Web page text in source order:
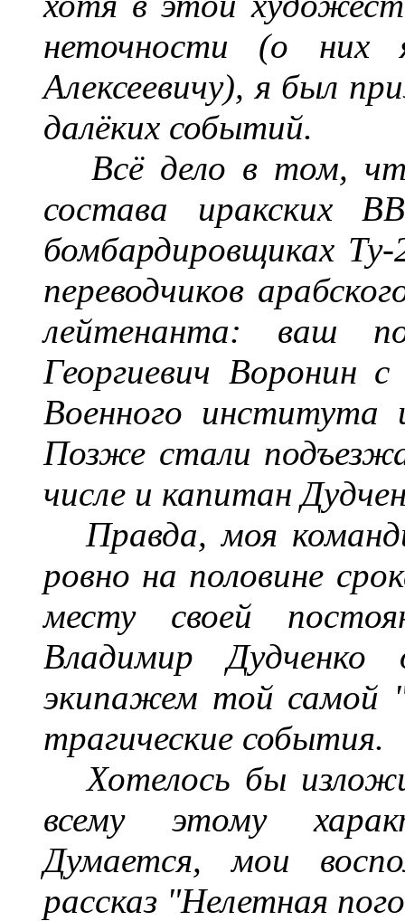
неточности (о них
Алексеевичу), я был
далёких событий.
Всё дело в том,
состава иракских
бомбардировщиках
переводчиков
лейтенанта: ваш
Георгиевич Воронин с
Военного института
Позже стали
числе и капитан
Правда, моя
ровно на половине
месту своей
Владимир Дудченко
экипажем той самой
трагические события.
Хотелось бы
всему этому
Думается, мои
рассказ "Нелетная